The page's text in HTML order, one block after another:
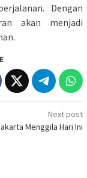
Dengan
akan menjadi
Next post
Menggila Hari Ini